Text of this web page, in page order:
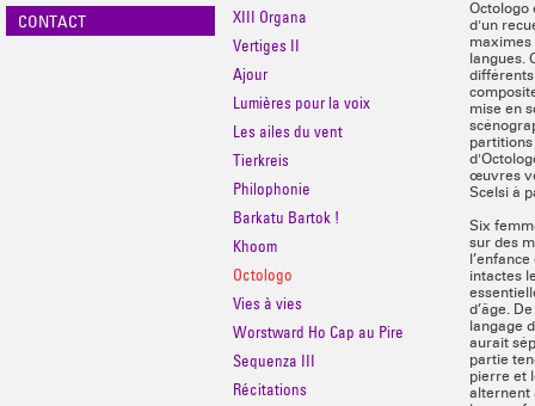
CONTACT
XIII Organa
Vertiges II
Ajour
Lumières pour la voix
Les ailes du vent
Tierkreis
Philophonie
Barkatu Bartok !
Khoom
Octologo
Vies à vies
Worstward Ho Cap au Pire
Sequenza III
Récitations
Octologo
d'un
maximes
langues.
mise en
œuvres
Scelsi à
Six
sur des
intactes
d’âge.
langage
aurait
partie
pierre et
alternent